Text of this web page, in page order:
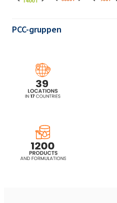
PCC-gruppen
Rokopol® F3600
Rokopol® FS3615